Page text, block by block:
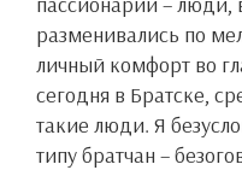
разменивались по
личный комфорт во
сегодня в Братске,
такие люди. Я
типу братчан –